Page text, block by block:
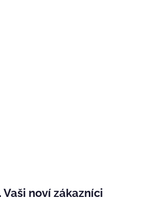
noví zákazníci